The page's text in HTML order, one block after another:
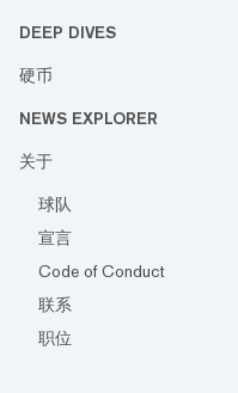
DEEP DIVES
硬币
NEWS EXPLORER
关于
球队
宣言
Code of Conduct
联系
职位